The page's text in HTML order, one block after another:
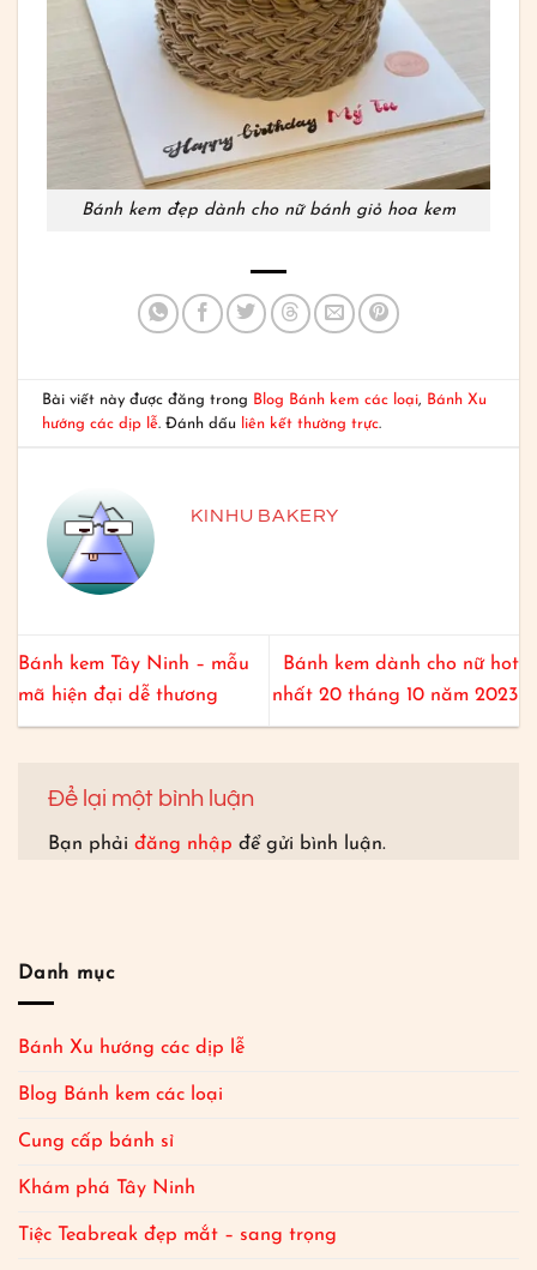
Bánh kem đẹp dành cho nữ bánh giỏ hoa kem
Bài viết này được đăng trong Blog Bánh kem các loại, Bánh Xu
hướng các dịp lễ. Đánh dấu liên kết thường trực.
KINHU BAKERY
Bánh kem Tây Ninh – mẫu
mã hiện đại dễ thương
Bánh kem dành cho nữ hot
nhất 20 tháng 10 năm 2023
Để lại một bình luận
Bạn phải đăng nhập để gửi bình luận.
Danh mục
Bánh Xu hướng các dịp lễ
Blog Bánh kem các loại
Cung cấp bánh sỉ
Khám phá Tây Ninh
Tiệc Teabreak đẹp mắt – sang trọng